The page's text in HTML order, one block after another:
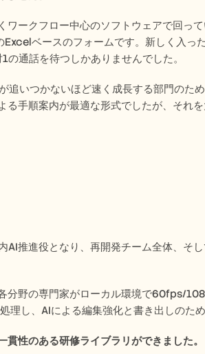
ワークフロー中心のソフトウェアで回っ
ベースのフォームです。新しく入っ
の通話を待つしかありませんでした。
追いつかないほど速く成長する部門のた
る手順案内が最適な形式でしたが、それ
推進役となり、再開発チーム全体、そ
分野の専門家がローカル環境で60fps/
理し、AIによる編集強化と書き出しのた
貫性のある研修ライブラリができました。